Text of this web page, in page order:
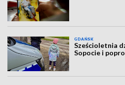
GDAŃSK
Sześcioletnia
Sopocie i